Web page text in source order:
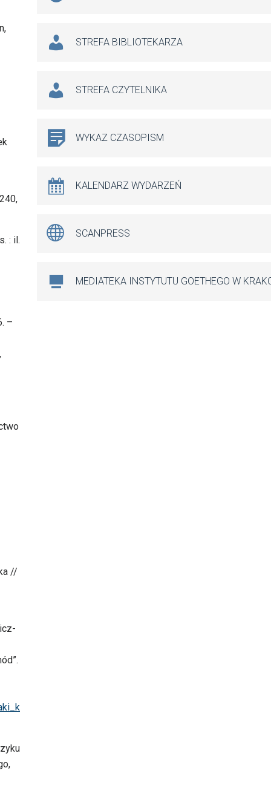
: il.
–
//
STREFA BIBLIOTEKARZA
STREFA CZYTELNIKA
WYKAZ CZASOPISM
KALENDARZ WYDARZEŃ
SCANPRESS
MEDIATEKA INSTYTUTU GOETHEGO W